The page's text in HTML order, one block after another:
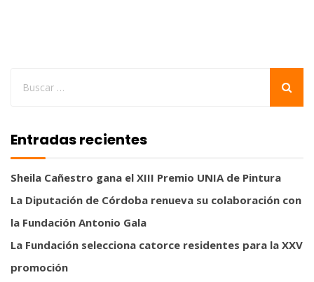
Entradas recientes
Sheila Cañestro gana el XIII Premio UNIA de Pintura
La Diputación de Córdoba renueva su colaboración con
la Fundación Antonio Gala
La Fundación selecciona catorce residentes para la XXV
promoción